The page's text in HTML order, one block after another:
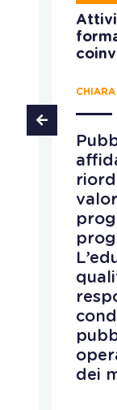
dei